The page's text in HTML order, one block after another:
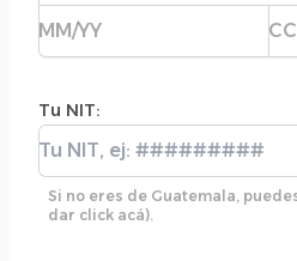
Fecha de expiración
Tu NIT:
Tu NIT:
Si no eres de Guatemala,
dar click acá).